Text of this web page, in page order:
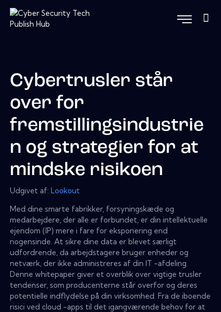
Cybertrusler står
over for
fremstillingsindustrie
n og strategier for at
mindske risikoen
Udgivet af: Lookout
Med dine smarte fabrikker, forsyningskæde og
medarbejdere, der alle er forbundet, er din intellektuelle
ejendom (IP) mere i fare for eksponering end
nogensinde. At sikre dine data er blevet særligt
udfordrende, da arbejdstagere bruger enheder og
netværk, der ikke administreres af din IT -afdeling.
Denne whitepaper giver et overblik over vigtige trusler
tendenser, som producenterne står overfor og deres
potentielle indflydelse på din virksomhed. Fra de iboende
risici ved cloud -apps til det igangværende behov for at